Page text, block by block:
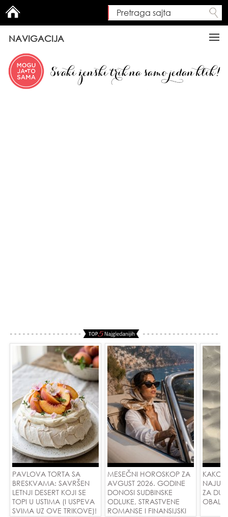
Search form
Pretraga sajta
NAVIGACIJA
PAVLOVA TORTA SA
BRESKVAMA: SAVRŠEN
LETNJI DESERT KOJI SE
TOPI U USTIMA (I USPEVA
SVIMA UZ OVE TRIKOVE)!
MESEČNI HOROSKOP ZA
AVGUST 2026. GODINE
DONOSI SUDBINSKE
ODLUKE, STRASTVENE
ROMANSE I FINANSIJSKI
KAKO
ZA